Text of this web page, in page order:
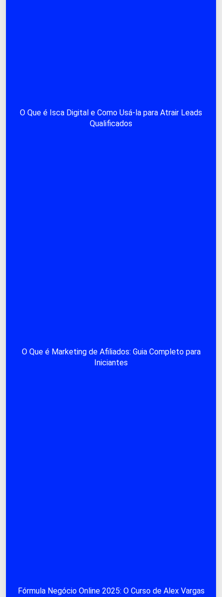
O Que é Isca Digital e Como Usá-la para Atrair Leads
Qualificados
O Que é Marketing de Afiliados: Guia Completo para
Iniciantes
Fórmula Negócio Online 2025: O Curso de Alex Vargas